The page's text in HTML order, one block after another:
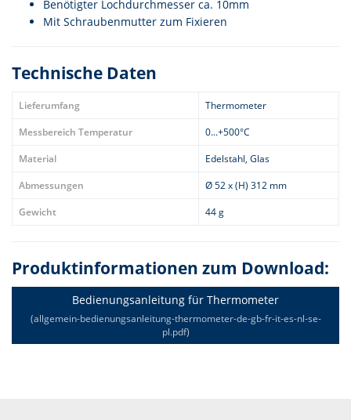
Benötigter Lochdurchmesser ca. 10mm
Mit Schraubenmutter zum Fixieren
Technische Daten
Lieferumfang
Thermometer
Messbereich Temperatur
0...+500°C
Material
Edelstahl, Glas
Abmessungen
Ø 52 x (H) 312 mm
Gewicht
44 g
Produktinformationen zum Download:
Bedienungsanleitung für Thermometer
(allgemein-bedienungsanleitung-thermometer-de-gb-fr-it-es-nl-se-
pl.pdf)